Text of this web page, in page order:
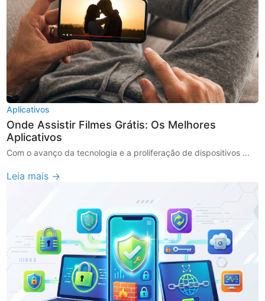
Aplicativos
Onde Assistir Filmes Grátis: Os Melhores
Aplicativos
Com o avanço da tecnologia e a proliferação de dispositivos ...
Leia mais →